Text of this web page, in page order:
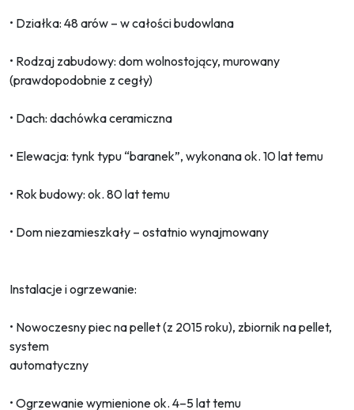
• Działka: 48 arów – w całości budowlana
• Rodzaj zabudowy: dom wolnostojący, murowany
(prawdopodobnie z cegły)
• Dach: dachówka ceramiczna
• Elewacja: tynk typu “baranek”, wykonana ok. 10 lat temu
• Rok budowy: ok. 80 lat temu
• Dom niezamieszkały – ostatnio wynajmowany
Instalacje i ogrzewanie:
• Nowoczesny piec na pellet (z 2015 roku), zbiornik na pellet,
system
automatyczny
• Ogrzewanie wymienione ok. 4–5 lat temu